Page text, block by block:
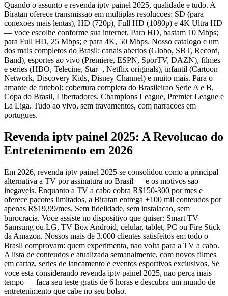
Quando o assunto e revenda iptv painel 2025, qualidade e tudo. A
Biratan oferece transmissao em multiplas resolucoes: SD (para
conexoes mais lentas), HD (720p), Full HD (1080p) e 4K Ultra HD
— voce escolhe conforme sua internet. Para HD, bastam 10 Mbps;
para Full HD, 25 Mbps; e para 4K, 50 Mbps. Nosso catalogo e um
dos mais completos do Brasil: canais abertos (Globo, SBT, Record,
Band), esportes ao vivo (Premiere, ESPN, SporTV, DAZN), filmes
e series (HBO, Telecine, Star+, Netflix originals), infantil (Cartoon
Network, Discovery Kids, Disney Channel) e muito mais. Para o
amante de futebol: cobertura completa do Brasileirao Serie A e B,
Copa do Brasil, Libertadores, Champions League, Premier League e
La Liga. Tudo ao vivo, sem travamentos, com narracoes em
portugues.
Revenda iptv painel 2025: A Revolucao do
Entretenimento em 2026
Em 2026, revenda iptv painel 2025 se consolidou como a principal
alternativa a TV por assinatura no Brasil — e os motivos sao
inegaveis. Enquanto a TV a cabo cobra R$150-300 por mes e
oferece pacotes limitados, a Biratan entrega +100 mil conteudos por
apenas R$19,99/mes. Sem fidelidade, sem instalacao, sem
burocracia. Voce assiste no dispositivo que quiser: Smart TV
Samsung ou LG, TV Box Android, celular, tablet, PC ou Fire Stick
da Amazon. Nossos mais de 3.000 clientes satisfeitos em todo o
Brasil comprovam: quem experimenta, nao volta para a TV a cabo.
A lista de conteudos e atualizada semanalmente, com novos filmes
em cartaz, series de lancamento e eventos esportivos exclusivos. Se
voce esta considerando revenda iptv painel 2025, nao perca mais
tempo — faca seu teste gratis de 6 horas e descubra um mundo de
entretenimento que cabe no seu bolso.